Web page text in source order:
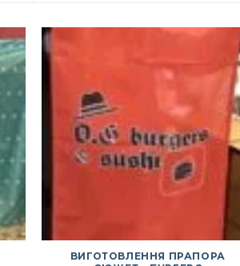
ВИГОТОВЛЕННЯ ПРАПОРА